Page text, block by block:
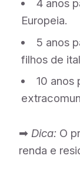
4 anos
Europeia.
5 anos
filhos de
10 anos
➡Dica: O
renda e